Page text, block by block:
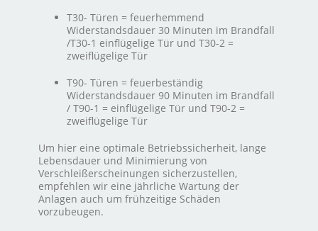
T30- Türen = feuerhemmend
Widerstandsdauer 30 Minuten im Brandfall
/T30-1 einflügelige Tür und T30-2 =
zweiflügelige Tür
T90- Türen = feuerbeständig
Widerstandsdauer 90 Minuten im Brandfall
/ T90-1 = einflügelige Tür und T90-2 =
zweiflügelige Tür
Um hier eine optimale Betriebssicherheit, lange
Lebensdauer und Minimierung von
Verschleißerscheinungen sicherzustellen,
empfehlen wir eine jährliche Wartung der
Anlagen auch um frühzeitige Schäden
vorzubeugen.